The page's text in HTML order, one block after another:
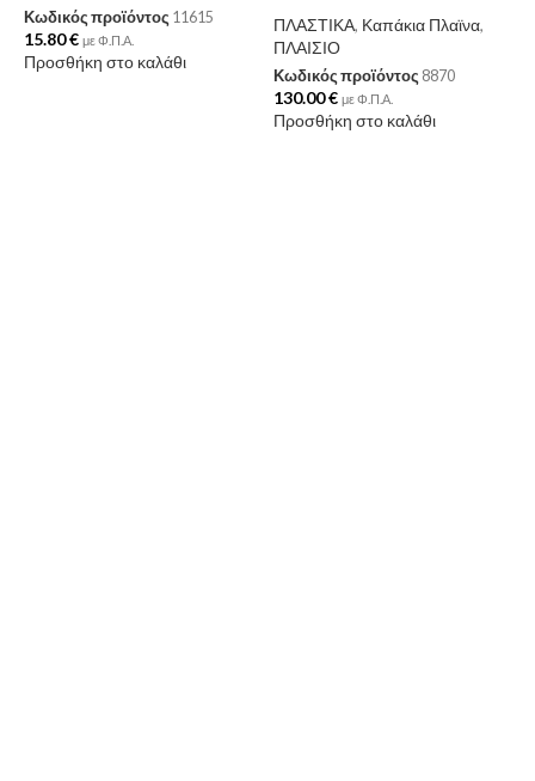
Κωδικός προϊόντος 11615
15.80€ με Φ.Π.Α.
Προσθήκη στο καλάθι
ΠΛΑΣΤΙΚΑ, Καπάκια Πλαϊνα,
ΠΛΑΙΣΙΟ
Κωδικός προϊόντος 8870
130.00€ με Φ.Π.Α.
Προσθήκη στο καλάθι